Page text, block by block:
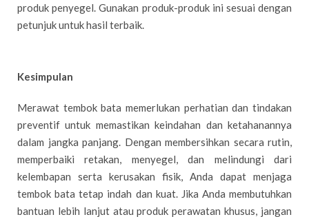
produk penyegel. Gunakan produk-produk ini sesuai dengan
petunjuk untuk hasil terbaik.
Kesimpulan
Merawat tembok bata memerlukan perhatian dan tindakan
preventif untuk memastikan keindahan dan ketahanannya
dalam jangka panjang. Dengan membersihkan secara rutin,
memperbaiki retakan, menyegel, dan melindungi dari
kelembapan serta kerusakan fisik, Anda dapat menjaga
tembok bata tetap indah dan kuat. Jika Anda membutuhkan
bantuan lebih lanjut atau produk perawatan khusus, jangan